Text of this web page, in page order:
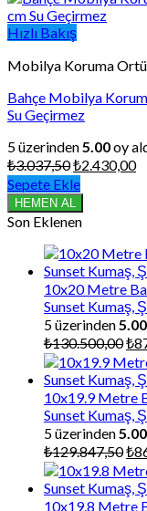
Hızlı Bakış
Mobilya Koruma
Bahçe Mobilya
Su Geçirmez
5 üzerinden 5.00oy
₺3.037,50Orijinal
fiyat:
₺3.037,50.
₺2.430,00Şu
Sepete Ekle
HEMEN AL
Son Eklenen
10x20 Metre
Sunset Kumaş,
5 üzerinden 5.00
₺130.500,00₺
10x19.9 Metre
Sunset Kumaş,
5 üzerinden 5.00
₺129.847,50₺
10x19.8 Metre